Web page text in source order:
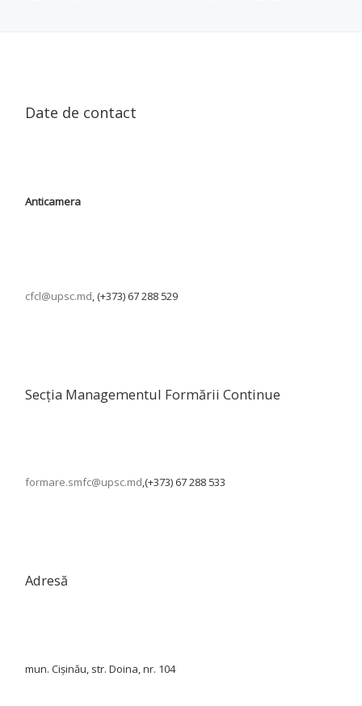
Date de contact
Anticamera
cfcl@upsc.md, (+373) 67 288 529
Secția Managementul Formării Continue
formare.smfc@upsc.md,(+373) 67 288 533
Adresă
mun. Cișinău, str. Doina, nr. 104